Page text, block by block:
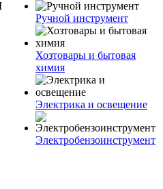
Ручной инструмент
Хозтовары и бытовая
химия
Электрика и освещение
Электробензоинструмент